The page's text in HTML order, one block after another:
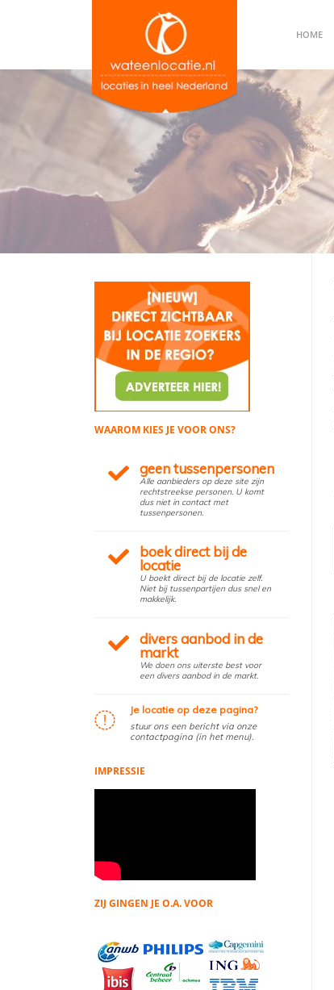
HOME
WAAROM KIES JE VOOR ONS?
geen tussenpersonen
Alle aanbieders op deze site zijn
rechtstreekse personen. U komt
dus niet in contact met
tussenpersonen.
boek direct bij de
locatie
U boekt direct bij de locatie zelf.
Niet bij tussenpartijen dus snel en
makkelijk.
divers aanbod in de
markt
We doen ons uiterste best voor
een divers aanbod in de markt.
Je locatie op deze pagina?
stuur ons een bericht via onze
contactpagina (in het menu).
IMPRESSIE
ZIJ GINGEN JE O.A. VOOR